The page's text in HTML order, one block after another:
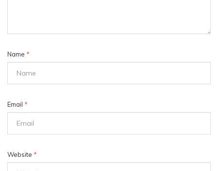
Name *
Email *
Website *